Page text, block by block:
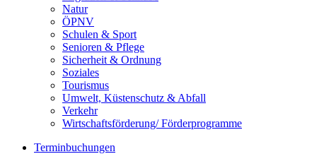
Natur
ÖPNV
Schulen & Sport
Senioren & Pflege
Sicherheit & Ordnung
Soziales
Tourismus
Umwelt, Küstenschutz & Abfall
Verkehr
Wirtschaftsförderung/ Förderprogramme
Terminbuchungen